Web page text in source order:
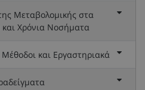
Μεταβολομικής στα
Χρόνια Νοσήματα
Μέθοδοι και Εργαστηριακά